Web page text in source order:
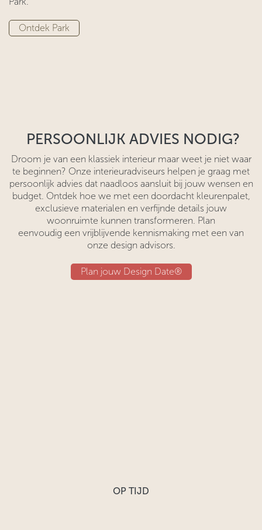
Ontdek Park
PERSOONLIJK ADVIES NODIG?
Droom je van een klassiek interieur maar weet je niet waar
te beginnen? Onze interieuradviseurs helpen je graag met
persoonlijk advies dat naadloos aansluit bij jouw wensen en
budget. Ontdek hoe we met een doordacht kleurenpalet,
exclusieve materialen en verfijnde details jouw
woonruimte kunnen transformeren. Plan
eenvoudig een vrijblijvende kennismaking met een van
onze design advisors.
​​Plan jouw Design Date®
OP TIJD